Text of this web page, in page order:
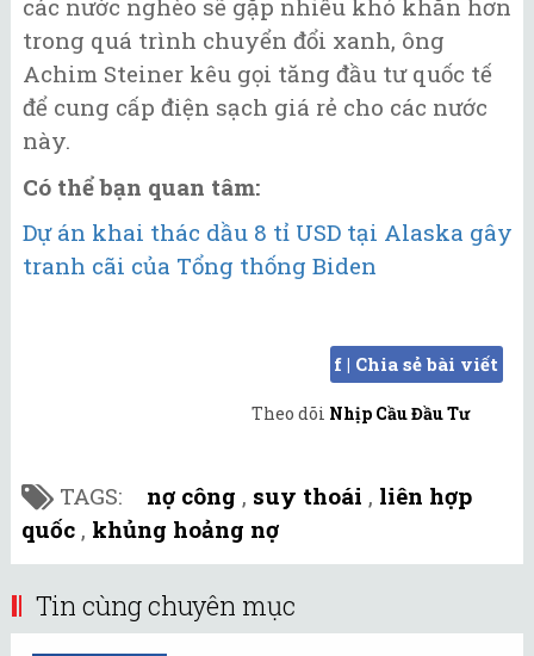
các nước nghèo sẽ gặp nhiều khó khăn hơn
trong quá trình chuyển đổi xanh, ông
Achim Steiner kêu gọi tăng đầu tư quốc tế
để cung cấp điện sạch giá rẻ cho các nước
này.
Có thể bạn quan tâm:
Dự án khai thác dầu 8 tỉ USD tại Alaska gây
tranh cãi của Tổng thống Biden
f | Chia sẻ bài viết
Theo dõi Nhịp Cầu Đầu Tư
TAGS: nợ công , suy thoái , liên hợp
quốc , khủng hoảng nợ
Tin cùng chuyên mục